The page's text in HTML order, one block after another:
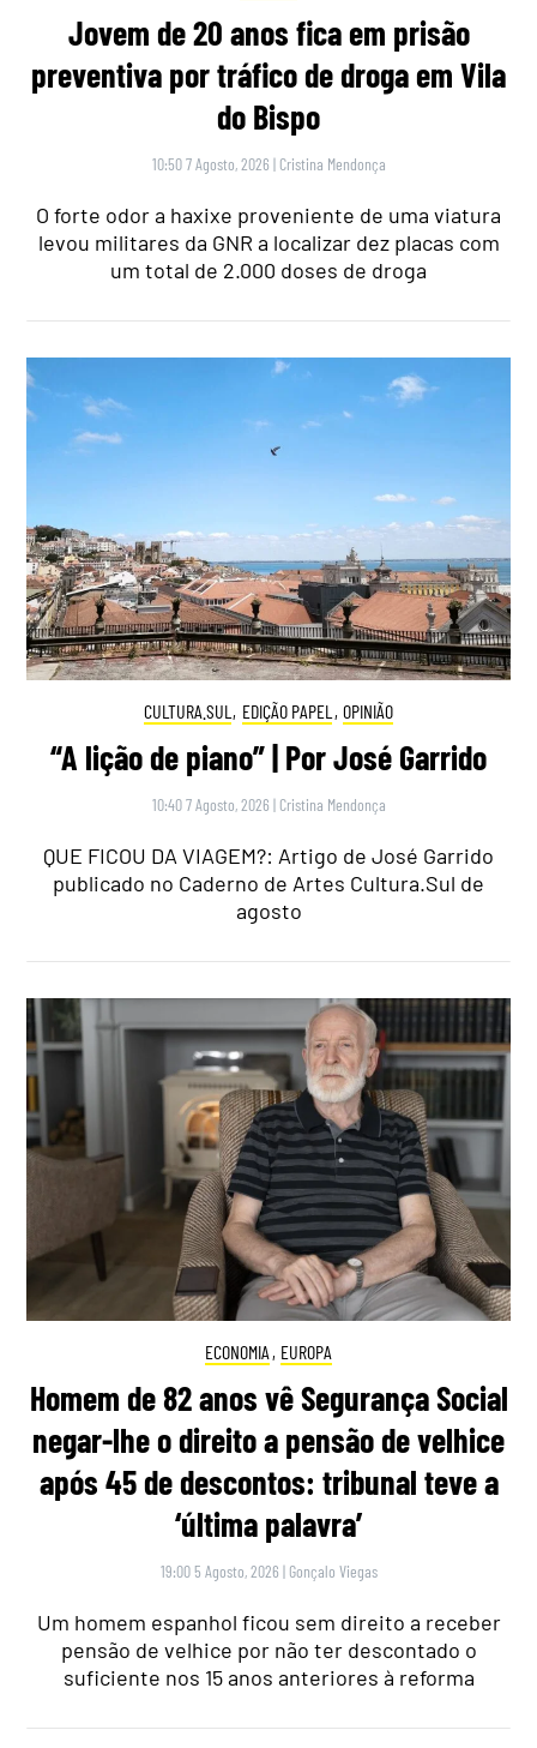
Jovem de 20 anos fica em prisão
preventiva por tráfico de droga em Vila
do Bispo
10:50 7 Agosto, 2026 | Cristina Mendonça
O forte odor a haxixe proveniente de uma viatura
levou militares da GNR a localizar dez placas com
um total de 2.000 doses de droga
CULTURA.SUL , EDIÇÃO PAPEL , OPINIÃO
“A lição de piano” | Por José Garrido
10:40 7 Agosto, 2026 | Cristina Mendonça
QUE FICOU DA VIAGEM?: Artigo de José Garrido
publicado no Caderno de Artes Cultura.Sul de
agosto
ECONOMIA , EUROPA
Homem de 82 anos vê Segurança Social
negar-lhe o direito a pensão de velhice
após 45 de descontos: tribunal teve a
‘última palavra’
19:00 5 Agosto, 2026 | Gonçalo Viegas
Um homem espanhol ficou sem direito a receber
pensão de velhice por não ter descontado o
suficiente nos 15 anos anteriores à reforma